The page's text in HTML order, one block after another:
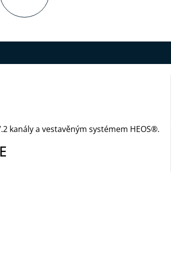
kanály a vestavěným systémem HEOS®.